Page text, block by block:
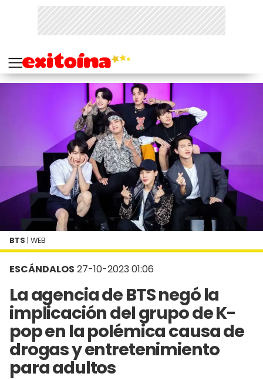
ESCÁNDALOS 27-10-2023 01:06
La agencia de BTS negó la
implicación del grupo de K-
pop en la polémica causa de
drogas y entretenimiento
para adultos
BTS | WEB